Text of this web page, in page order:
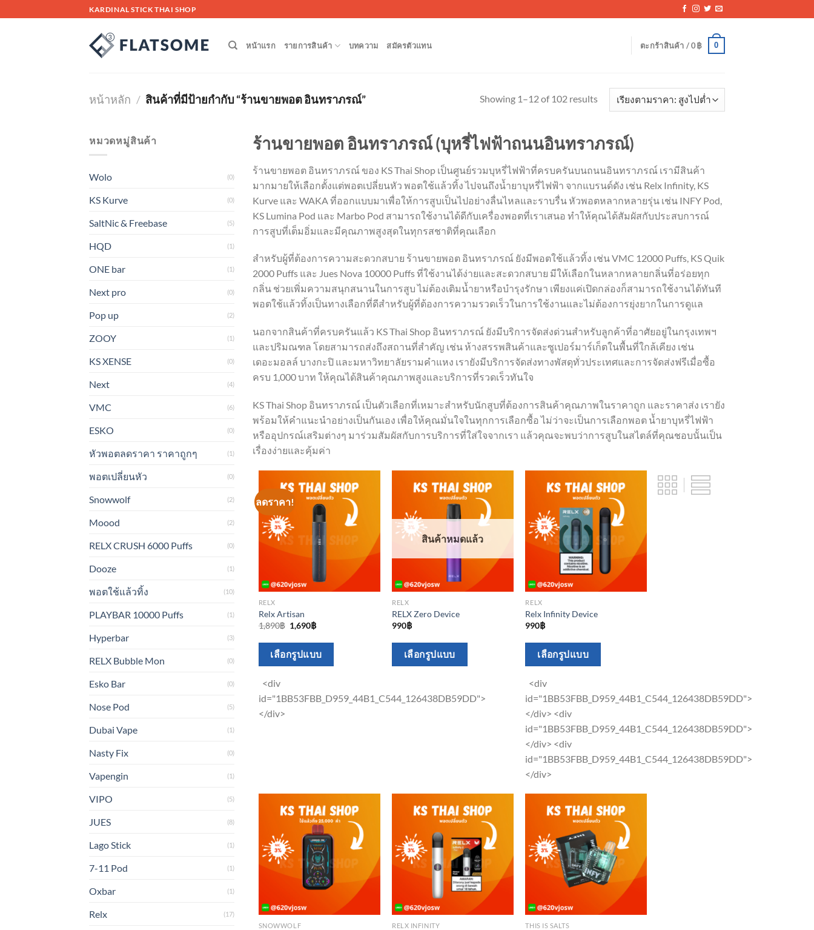
to
KARDINAL STICK THAI SHOP
หน้าแรก รายการสินค้า บทความ สมัครตัวแทน ตะกร้าสินค้า /0฿ 0
หน้าหลัก / สินค้าที่มีป้ายกำกับ “ร้านขายพอต อินทราภรณ์” Showing 1–12 of 102 resultsSorted
high
low
หมวดหมู่สินค้า
Wolo (0)
KS Kurve (0)
SaltNic & Freebase (5)
HQD (1)
ONE bar (1)
Next pro (0)
Pop up (2)
ZOOY (1)
KS XENSE (0)
Next (4)
VMC (6)
ESKO (0)
หัวพอตลดราคา ราคาถูกๆ (1)
พอตเปลี่ยนหัว (0)
Snowwolf (2)
Moood (2)
RELX CRUSH 6000 Puffs (0)
Dooze (1)
พอตใช้แล้วทิ้ง (10)
PLAYBAR 10000 Puffs (1)
Hyperbar (3)
RELX Bubble Mon (0)
Esko Bar (0)
Nose Pod (5)
Dubai Vape (1)
Nasty Fix (0)
Vapengin (1)
VIPO (5)
JUES (8)
Lago Stick (1)
7-11 Pod (1)
Oxbar (1)
Relx (17)
ร้านขายพอต อินทราภรณ์ (บุหรี่ไฟฟ้าถนนอินทราภรณ์)
ร้านขายพอต อินทราภรณ์ ของ KS Thai Shop เป็นศูนย์รวมบุหรี่ไฟฟ้าที่ครบครันบนถนนอินทราภรณ์ เรามีสินค้า
มากมายให้เลือกตั้งแต่พอตเปลี่ยนหัว พอตใช้แล้วทิ้ง ไปจนถึงน้ำยาบุหรี่ไฟฟ้า จากแบรนด์ดัง เช่น Relx Infinity, KS
Kurve และ WAKA ที่ออกแบบมาเพื่อให้การสูบเป็นไปอย่างลื่นไหลและราบรื่น หัวพอตหลากหลายรุ่น เช่น INFY Pod,
KS Lumina Pod และ Marbo Pod สามารถใช้งานได้ดีกับเครื่องพอตที่เราเสนอ ทำให้คุณได้สัมผัสกับประสบการณ์
การสูบที่เต็มอิ่มและมีคุณภาพสูงสุดในทุกรสชาติที่คุณเลือก
สำหรับผู้ที่ต้องการความสะดวกสบาย ร้านขายพอต อินทราภรณ์ ยังมีพอตใช้แล้วทิ้ง เช่น VMC 12000 Puffs, KS Quik
2000 Puffs และ Jues Nova 10000 Puffs ที่ใช้งานได้ง่ายและสะดวกสบาย มีให้เลือกในหลากหลายกลิ่นที่อร่อยทุก
กลิ่น ช่วยเพิ่มความสนุกสนานในการสูบ ไม่ต้องเติมน้ำยาหรือบำรุงรักษา เพียงแค่เปิดกล่องก็สามารถใช้งานได้ทันที
พอตใช้แล้วทิ้งเป็นทางเลือกที่ดีสำหรับผู้ที่ต้องการความรวดเร็วในการใช้งานและไม่ต้องการยุ่งยากในการดูแล
นอกจากสินค้าที่ครบครันแล้ว KS Thai Shop อินทราภรณ์ ยังมีบริการจัดส่งด่วนสำหรับลูกค้าที่อาศัยอยู่ในกรุงเทพฯ
และปริมณฑล โดยสามารถส่งถึงสถานที่สำคัญ เช่น ห้างสรรพสินค้าและซูเปอร์มาร์เก็ตในพื้นที่ใกล้เคียง เช่น
เดอะมอลล์ บางกะปิ และมหาวิทยาลัยรามคำแหง เรายังมีบริการจัดส่งทางพัสดุทั่วประเทศและการจัดส่งฟรีเมื่อซื้อ
ครบ 1,000 บาท ให้คุณได้สินค้าคุณภาพสูงและบริการที่รวดเร็วทันใจ
KS Thai Shop อินทราภรณ์ เป็นตัวเลือกที่เหมาะสำหรับนักสูบที่ต้องการสินค้าคุณภาพในราคาถูก และราคาส่ง เรายัง
พร้อมให้คำแนะนำอย่างเป็นกันเอง เพื่อให้คุณมั่นใจในทุกการเลือกซื้อ ไม่ว่าจะเป็นการเลือกพอต น้ำยาบุหรี่ไฟฟ้า
หรืออุปกรณ์เสริมต่างๆ มาร่วมสัมผัสกับการบริการที่ใส่ใจจากเรา แล้วคุณจะพบว่าการสูบในสไตล์ที่คุณชอบนั้นเป็น
เรื่องง่ายและคุ้มค่า
ลดราคา!
RELX
Relx Artisan
1,890฿ Original
was:
1,890฿.
1,690฿Current
is:
1,690฿.
เลือกรูปแบบ
multiple
the
product
page
<div
id="1BB53FBB_D959_44B1_C544_126438DB59DD">
</div>
สินค้าหมดแล้ว
RELX
RELX Zero Device
990฿
เลือกรูปแบบ
multiple
the
product
page
RELX
Relx Infinity Device
990฿
เลือกรูปแบบ
multiple
The
may
the
product
page
<div
id="1BB53FBB_D959_44B1_C544_126438DB59DD">
</div> <div
id="1BB53FBB_D959_44B1_C544_126438DB59DD">
</div> <div
id="1BB53FBB_D959_44B1_C544_126438DB59DD">
</div>
SNOWWOLF RELX INFINITY THIS IS SALTS